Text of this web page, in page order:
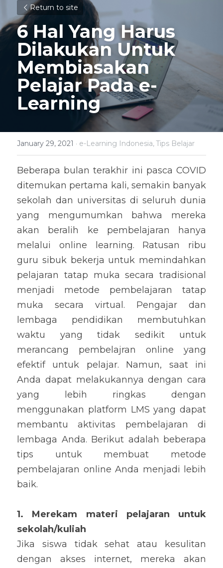
Return to site
6 Hal Yang Harus
Dilakukan Untuk
Membiasakan
Pelajar Pada e-
Learning
January 29, 2021 · e-Learning Indonesia,Tips Belajar
Beberapa bulan terakhir ini pasca COVID
ditemukan pertama kali, semakin banyak
sekolah dan universitas di seluruh dunia
akan
melalui online learning. Ratusan ribu
guru sibuk bekerja untuk memindahkan
pelajaran tatap muka secara tradisional
menjadi metode pembelajaran tatap
muka secara virtual . Pengajar dan
lembaga pendidikan membutuhkan
waktu yang tidak sedikit untuk
merancang pembelajran online yang
efektif untuk pelajar.
Anda dapat melakukannya dengan cara
yang lebih ringkas dengan
menggunakan platform LMS yang dapat
membantu aktivitas pembelajaran di
lembaga Anda. Berikut adalah
tips untuk membuat metode
pembelajaran online Anda menjadi lebih
baik.
1. Merekam materi pelajaran untuk
sekolah/kuliah
Jika siswa tidak sehat atau kesulitan
dengan akses internet, mereka akan